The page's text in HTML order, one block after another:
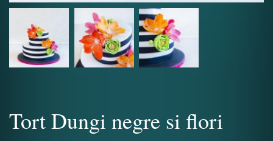
Tort Dungi negre si flori